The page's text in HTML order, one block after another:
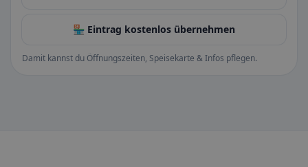
🏪 Eintrag kostenlos übernehmen
Damit kannst du Öffnungszeiten, Speisekarte & Infos pflegen.